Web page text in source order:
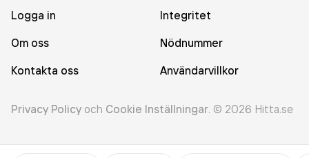
Logga in
Integritet
Om oss
Nödnummer
Kontakta oss
Användarvillkor
Privacy Policy och Cookie Inställningar. © 2026 Hitta.se